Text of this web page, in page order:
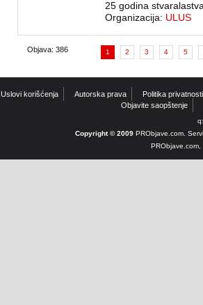
25 godina
Organizacija: ULUS
1 2 3 4 5
Objava: 386
Uslovi korišćenja Autorska prava
Politika privatnosti
Objavite saopštenje
Copyright © 2009 PRObjave.com.
PRObjave.com,